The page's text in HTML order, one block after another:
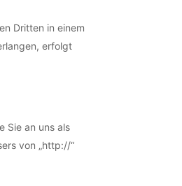
Dritten in einem
erfolgt
Sie an uns als
von „http://“